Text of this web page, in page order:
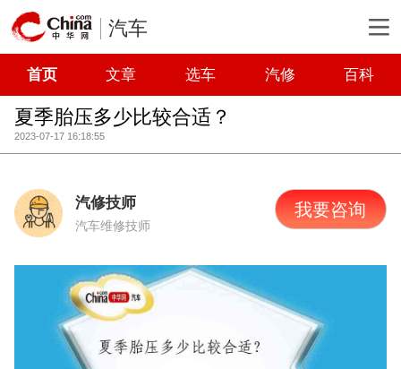
汽车
首页 文章 选车 汽修 百科
夏季胎压多少比较合适？
2023-07-17 16:18:55
汽修技师
汽车维修技师
我要咨询